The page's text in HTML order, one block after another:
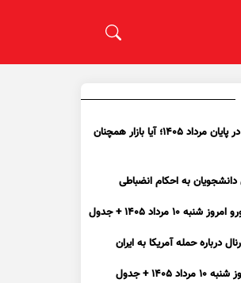
پیش بینی قیمت طلا در پایان مرداد 1405؛ آیا بازار همچنان
مرداد ۱۴۰۵ + جدول
درباره حمله آمریکا به ایران
+ جدول